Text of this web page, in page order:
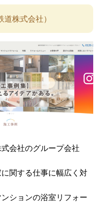
株式会社）
会社のグループ会社
関する仕事に幅広く対
ションの浴室リフォー